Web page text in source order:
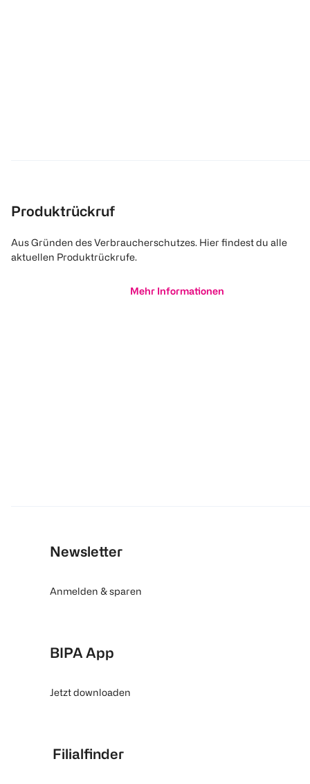
Produktrückruf
Aus Gründen des Verbraucherschutzes. Hier findest du alle
aktuellen Produktrückrufe.
Mehr Informationen
Newsletter
Anmelden & sparen
BIPA App
Jetzt downloaden
Filialfinder